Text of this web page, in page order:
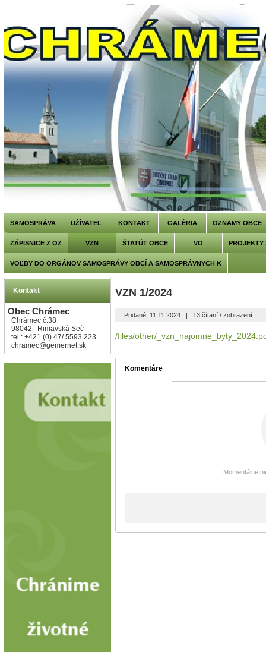
SAMOSPRÁVA UŽÍVATEĽ KONTAKT GALÉRIA OZNAMY OBCE
ZÁPISNICE Z OZ VZN ŠTATÚT OBCE VO PROJEKTY
VOĽBY DO ORGÁNOV SAMOSPRÁVY OBCÍ A SAMOSPRÁVNYCH K
Kontakt
Obec Chrámec
Chrámec č.38
98042 Rimavská Seč
tel.: +421 (0) 47/ 5593 223
chramec@gemernet.sk
VZN 1/2024
Pridané: 11.11.2024 | 13 čítaní / zobrazení
/files/other/
Komentáre
Momentálne